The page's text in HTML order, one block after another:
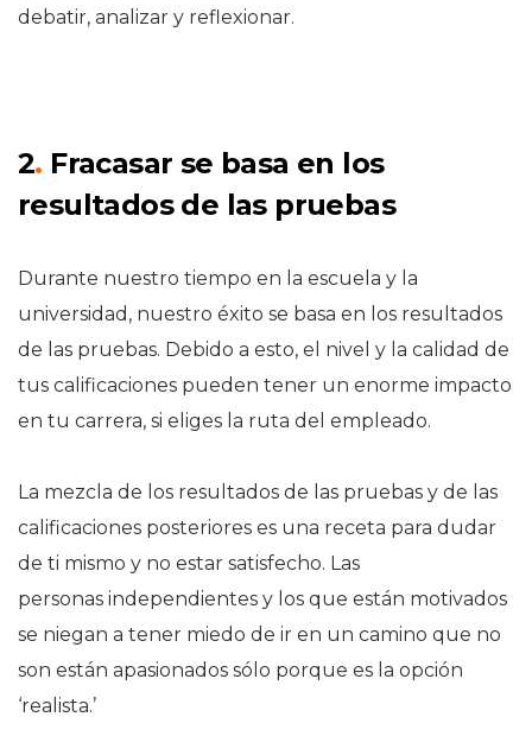
debatir, analizar y reflexionar.
2. Fracasar se basa en los
resultados de las pruebas
Durante nuestro tiempo en la escuela y la
universidad, nuestro éxito se basa en los resultados
de las pruebas. Debido a esto, el nivel y la calidad de
tus calificaciones pueden tener un enorme impacto
en tu carrera, si eliges la ruta del empleado.
La mezcla de los resultados de las pruebas y de las
calificaciones posteriores es una receta para dudar
de ti mismo y no estar satisfecho. Las
personas independientes y los que están motivados
se niegan a tener miedo de ir en un camino que no
son están apasionados sólo porque es la opción
‘realista.’